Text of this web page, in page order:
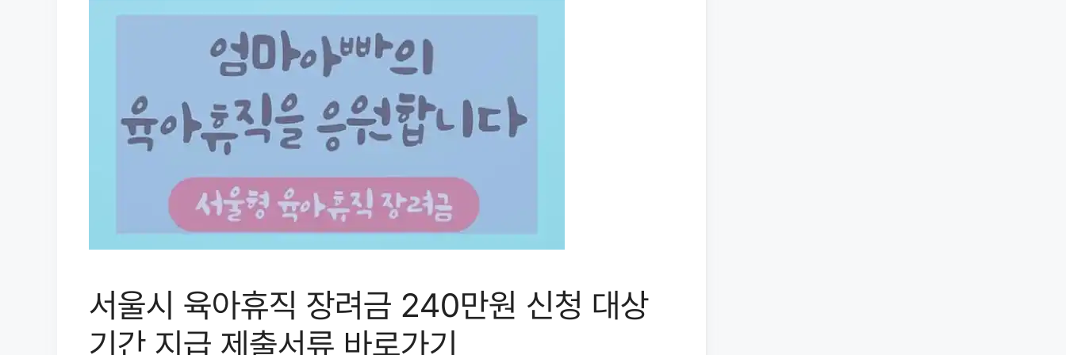
서울시 육아휴직 장려금 240만원 신청 대상
기간 지급 제출서류 바로가기